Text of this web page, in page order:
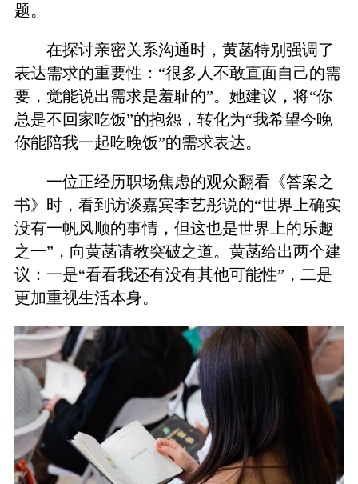
题。
在探讨亲密关系沟通时，黄菡特别强调了
表达需求的重要性：“很多人不敢直面自己的需
要，觉能说出需求是羞耻的”。她建议，将“你
总是不回家吃饭”的抱怨，转化为“我希望今晚
你能陪我一起吃晚饭”的需求表达。
一位正经历职场焦虑的观众翻看《答案之
书》时，看到访谈嘉宾李艺彤说的“世界上确实
没有一帆风顺的事情，但这也是世界上的乐趣
之一”，向黄菡请教突破之道。黄菡给出两个建
议：一是“看看我还有没有其他可能性”，二是
更加重视生活本身。